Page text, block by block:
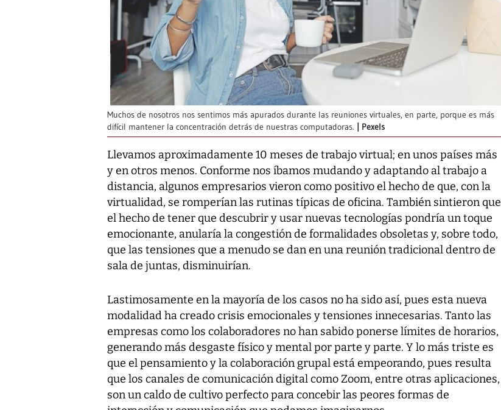
Muchos de nosotros nos sentimos más apurados durante las reuniones virtuales, en parte, porque es más
difícil mantener la concentración detrás de nuestras computadoras.
Pexels
Llevamos aproximadamente 10 meses de trabajo virtual; en unos países más
y en otros menos. Conforme nos íbamos mudando y adaptando al trabajo a
distancia, algunos empresarios vieron como positivo el hecho de que, con la
virtualidad, se romperían las rutinas típicas de oficina. También sintieron que
el hecho de tener que descubrir y usar nuevas tecnologías pondría un toque
emocionante, anularía la congestión de formalidades obsoletas y, sobre todo,
que las tensiones que a menudo se dan en una reunión tradicional dentro de
sala de juntas, disminuirían.
Lastimosamente en la mayoría de los casos no ha sido así, pues esta nueva
modalidad ha creado crisis emocionales y tensiones innecesarias. Tanto las
empresas como los colaboradores no han sabido ponerse límites de horarios,
generando más desgaste físico y mental por parte y parte. Y lo más triste es
que el pensamiento y la colaboración grupal está empeorando, pues resulta
que los canales de comunicación digital como Zoom, entre otras aplicaciones,
son un caldo de cultivo perfecto para concebir las peores formas de